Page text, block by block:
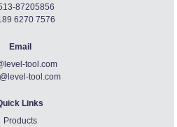
87205856
6270 7576
Email
tool.com
tool.com
Links
Products